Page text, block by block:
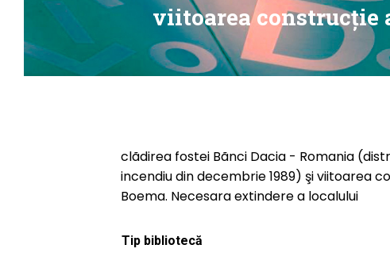
viitoarea construcţie
clãdirea fostei Bãnci Dacia - Romania
incendiu din decembrie 1989) şi viitoarea
Boema. Necesara extindere a localului
Tip bibliotecă